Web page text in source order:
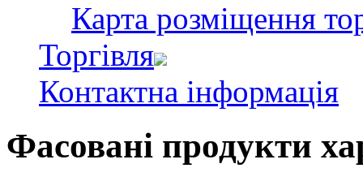
Карта розміщення
Торгівля
Контактна інформація
Фасовані продукти